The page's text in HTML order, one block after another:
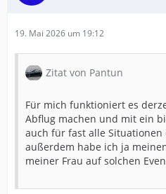
19. Mai 2026 um 19:12
Zitat von Pantun
Für mich funktioniert es
Abflug machen und mit ein
auch für fast alle Situationen
außerdem habe ich ja
meiner Frau auf solchen